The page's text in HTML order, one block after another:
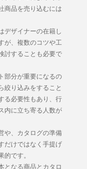
商品を売り込むには
デザイナーの在籍し
が、複数のコツや工
討することも必要で
部分が重要になるの
絞り込みをすること
る必要性もあり、行
内に立ち寄る人数が
や、カタログの準備
だけではなく手提げ
です。
となる商品とカタロ